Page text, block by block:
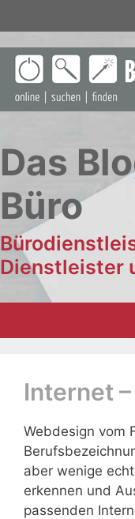
Inhalt
springen
Das
Büro
Dienstleister
Internet
Webdesign vom
aber wenige
erkennen und
passenden